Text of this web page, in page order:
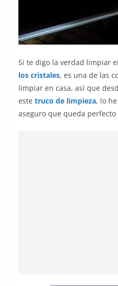
Si te digo la verdad limpiar
los cristales, es una de las
limpiar en casa, así que
este truco de limpieza, lo
aseguro que queda perfecto